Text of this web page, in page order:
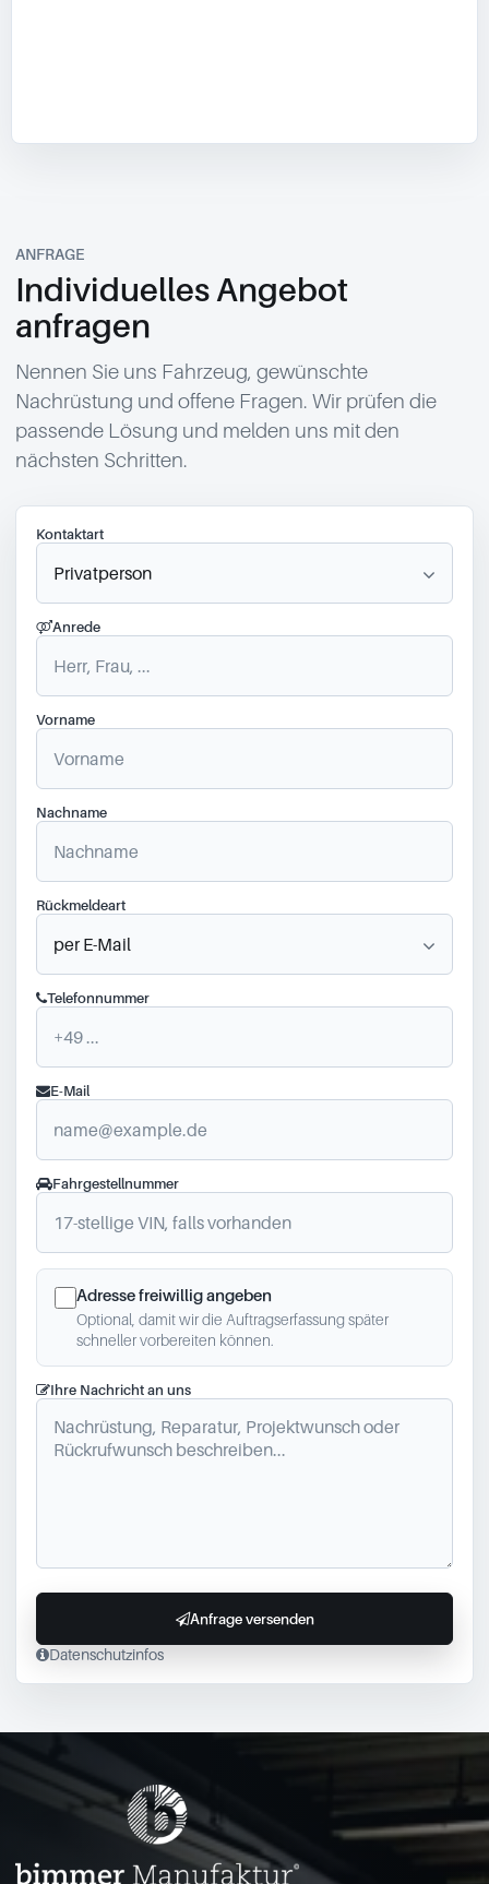
ANFRAGE
Individuelles Angebot
anfragen
Nennen Sie uns Fahrzeug, gewünschte
Nachrüstung und offene Fragen. Wir prüfen die
passende Lösung und melden uns mit den
nächsten Schritten.
Kontaktart
Anrede
Vorname
Nachname
Rückmeldeart
Telefonnummer
E-Mail
Fahrgestellnummer
Adresse freiwillig angeben
Optional, damit wir die Auftragserfassung später
schneller vorbereiten können.
Ihre Nachricht an uns
Datenschutzinfos
Anfrage versenden